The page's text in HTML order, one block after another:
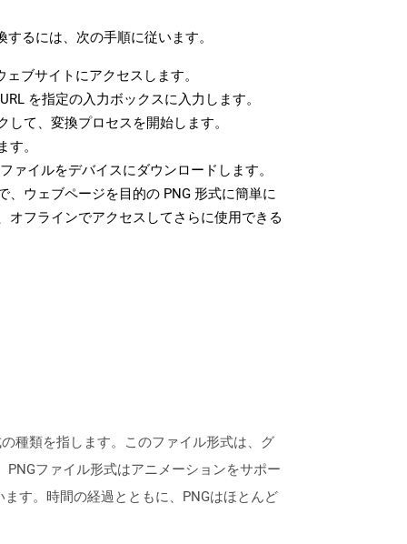
るには、次の手順に従います。
ェブサイトにアクセスします。
を指定の入力ボックスに入力します。
して、変換プロセスを開始します。
。
ァイルをデバイスにダウンロードします。
、ウェブページを目的の PNG 形式に簡単に
オフラインでアクセスしてさらに使用できる
種類を指します。このファイル形式は、グ
ファイル形式はアニメーションをサポー
す。時間の経過とともに、PNGはほとんど